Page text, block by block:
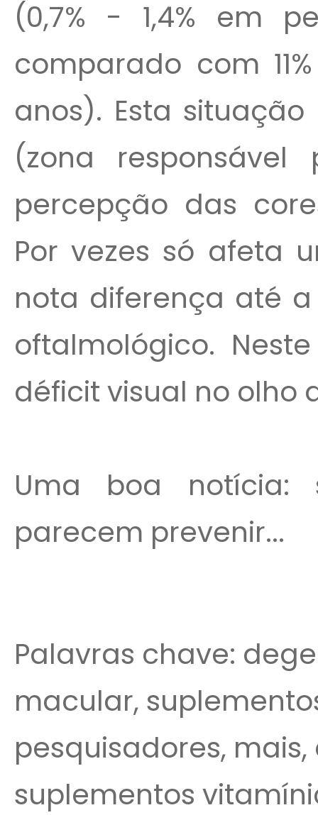
(0,7% - 1,4% em
comparado com
anos). Esta
(zona
percepção das
Por vezes só afeta
nota diferença até
oftalmológico.
déficit visual no olho
Uma boa notícia:
parecem prevenir...
Palavras chave:
macular,
pesquisadores,
suplementos